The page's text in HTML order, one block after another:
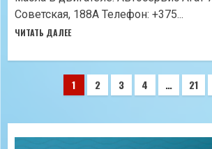
Советская, 188А Телефон: +375...
ЧИТАТЬ ДАЛЕЕ
Пагинация
записей
1 2 3 4 … 21